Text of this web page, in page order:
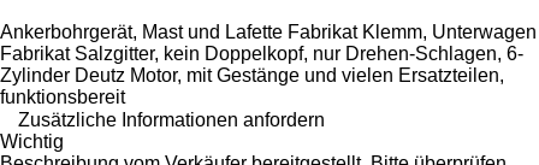
Ankerbohrgerät, Mast und Lafette Fabrikat Klemm, Unterwagen
Fabrikat Salzgitter, kein Doppelkopf, nur Drehen-Schlagen, 6-
Zylinder Deutz Motor, mit Gestänge und vielen Ersatzteilen,
funktionsbereit
Zusätzliche Informationen anfordern
Wichtig